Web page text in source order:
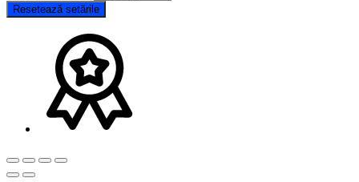
Resetează setările